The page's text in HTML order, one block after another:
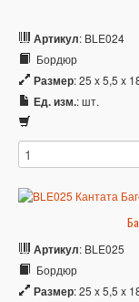
Артикул: BLE024
Бордюр
Размер: 25 x 5,5 x
Ед. изм.: шт.
Артикул: BLE025
Бордюр
Размер: 25 x 5,5 x